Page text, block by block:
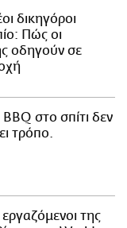
δικηγόροι
Πώς οι
οδηγούν σε
στο σπίτι δεν
τρόπο.
της